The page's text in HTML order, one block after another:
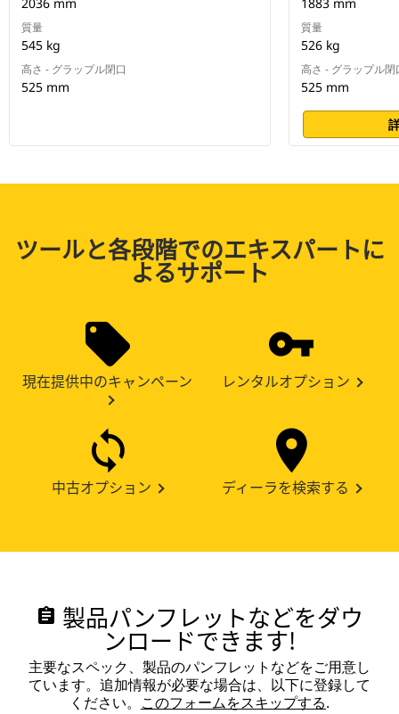
2036 mm
質量
545 kg
高さ - グラップル閉口
525 mm
1883 mm
質量
526 kg
高さ - グラップル閉
525 mm
ツールと各段階でのエキスパートに
よるサポート
現在提供中のキャンペーン レンタルオプション
中古オプション ディーラを検索する
assignment 製品パンフレットなどをダウ
ンロードできます!
主要なスペック、製品のパンフレットなどをご用意し
ています。追加情報が必要な場合は、以下に登録して
ください。 このフォームをスキップする.